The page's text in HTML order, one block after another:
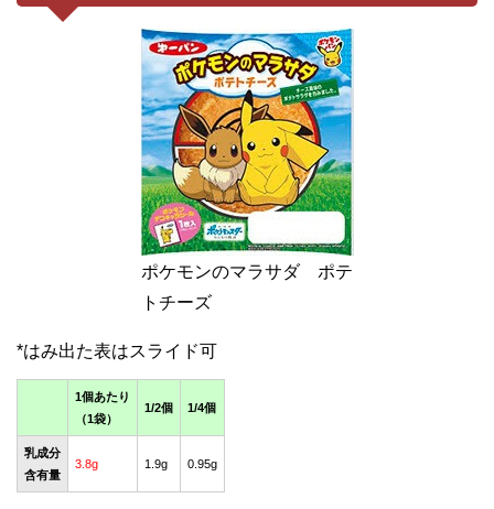
ポケモンのマラサダ ポテ
トチーズ
1個あたり
（1袋）
1/2個 1/4個
乳成分
含有量
3.8g 1.9g 0.95g